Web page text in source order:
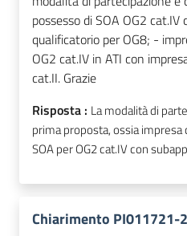
possesso di SOA OG2
qualificatorio per OG8; -
OG2 cat.IV in ATI con
cat.II. Grazie
Risposta : La modalità di
prima proposta, ossia
SOA per OG2 cat.IV con
Chiarimento PI011721-